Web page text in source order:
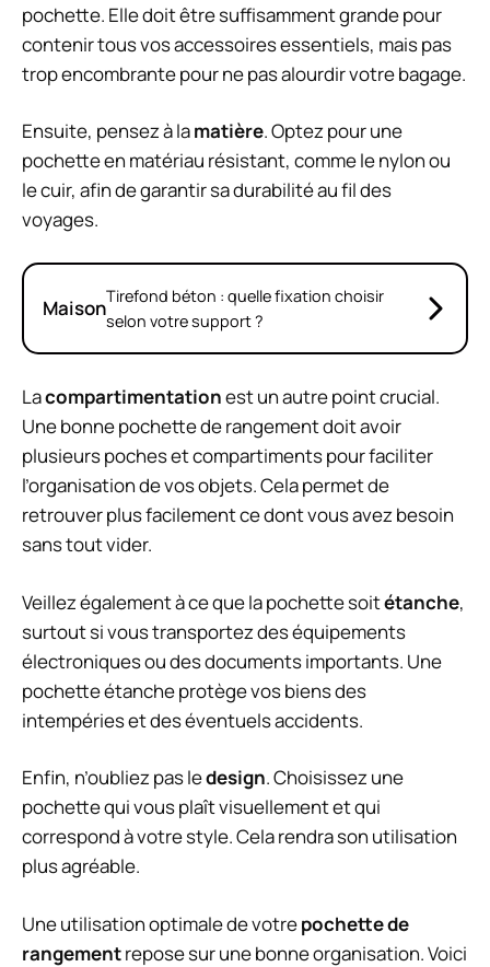
pochette. Elle doit être suffisamment grande pour
contenir tous vos accessoires essentiels, mais pas
trop encombrante pour ne pas alourdir votre bagage.
Ensuite, pensez à lamatière. Optez pour une
pochette en matériau résistant, comme le nylon ou
le cuir, afin de garantir sa durabilité au fil des
voyages.
MaisonTirefond béton : quelle fixation choisir
selon votre support ?
Lacompartimentationest un autre point crucial.
Une bonne pochette de rangement doit avoir
plusieurs poches et compartiments pour faciliter
l’organisation de vos objets. Cela permet de
retrouver plus facilement ce dont vous avez besoin
sans tout vider.
Veillez également à ce que la pochette soitétanche,
surtout si vous transportez des équipements
électroniques ou des documents importants. Une
pochette étanche protège vos biens des
intempéries et des éventuels accidents.
Enfin, n’oubliez pas ledesign. Choisissez une
pochette qui vous plaît visuellement et qui
correspond à votre style. Cela rendra son utilisation
plus agréable.
Une utilisation optimale de votrepochette de
rangementrepose sur une bonne organisation. Voici